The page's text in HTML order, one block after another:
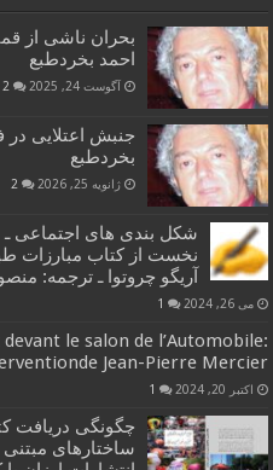
بحران ناشی از
احمد بخردطبع
آگوست 24, 2025 2
جنبش اعتلایی در
بخردطبع
ژانویه 25, 2026 2
شکل بندی های اجتماعی
آریگو چروتوا ـ ترجمه:
می 26, 2024 1
le salon de l’Automobile:
Jean-Pierre Mercier
اکتبر 20, 2024 1
چگونگی دریافت
ساختارهای